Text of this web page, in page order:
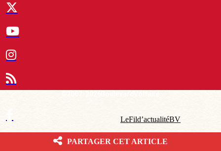
Le Fil d’actualité BV
Contact
PARTAGER CET ARTICLE